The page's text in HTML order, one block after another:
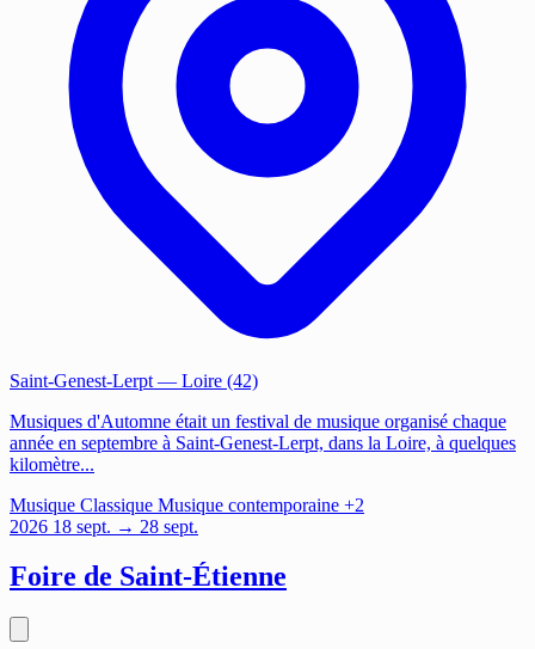
Saint-Genest-Lerpt — Loire (42)
Musiques d'Automne était un festival de musique organisé chaque
année en septembre à Saint-Genest-Lerpt, dans la Loire, à quelques
kilomètre...
Musique Classique Musique contemporaine +2
2026 18 sept. → 28 sept.
Foire de Saint-Étienne